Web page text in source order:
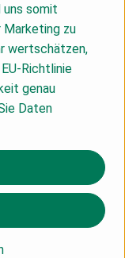
uns somit
Marketing zu
wertschätzen,
Richtlinie
genau
Daten